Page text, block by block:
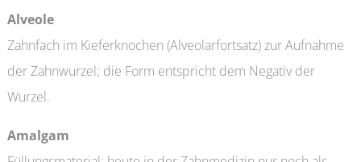
Alveole
Zahnfach im Kieferknochen (Alveolarfortsatz) zur Aufnahme
der Zahnwurzel; die Form entspricht dem Negativ der
Wurzel.
Amalgam